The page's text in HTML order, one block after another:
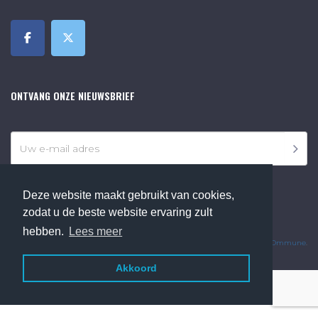
Deze website maakt gebruikt van cookies,
zodat u de beste website ervaring zult
hebben.
Lees meer
Akkoord
ONTVANG ONZE NIEUWSBRIEF
Ommune